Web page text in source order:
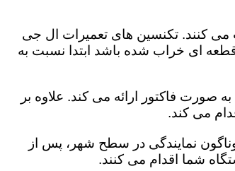
می کنند. تکنسین های تعمیرات ال جی
قطعه ای خراب شده باشد ابتدا نسبت به
صورت فاکتور ارائه می کند. علاوه بر
می کند.
نمایندگی در سطح شهر، پس از
شما اقدام می کنند.